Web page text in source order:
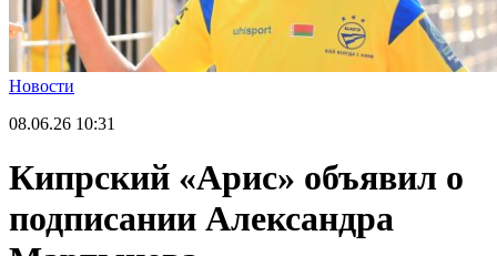
Новости
08.06.26 10:31
Кипрский «Арис» объявил о
подписании Александра